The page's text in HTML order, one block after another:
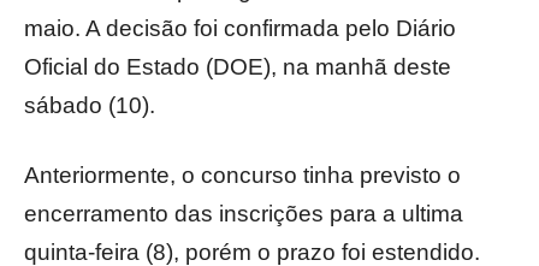
maio. A decisão foi confirmada pelo Diário
Oficial do Estado (DOE), na manhã deste
sábado (10).
Anteriormente, o concurso tinha previsto o
encerramento das inscrições para a ultima
quinta-feira (8), porém o prazo foi estendido.